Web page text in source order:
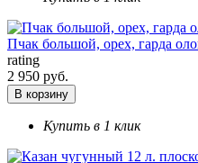
Пчак большой, орех, гарда
rating
2 950 руб.
В корзину
Купить в 1 клик